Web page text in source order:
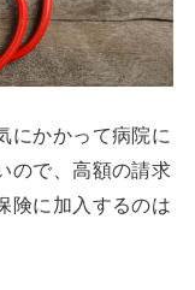
にかかって病院に
ので、高額の請求
険に加入するのは